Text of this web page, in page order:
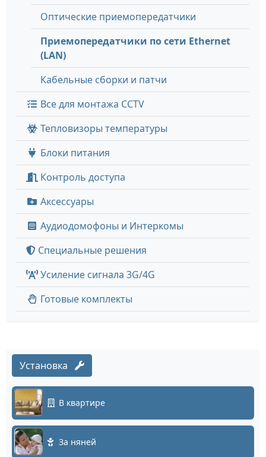
Оптические приемопередатчики
Приемопередатчики по сети Ethernet
(LAN)
Кабельные сборки и патчи
Все для монтажа CCTV
Тепловизоры температуры
Блоки питания
Контроль доступа
Аксессуары
Аудиодомофоны и Интеркомы
Специальные решения
Усиление сигнала 3G/4G
Готовые комплекты
Установка
В квартире
За няней